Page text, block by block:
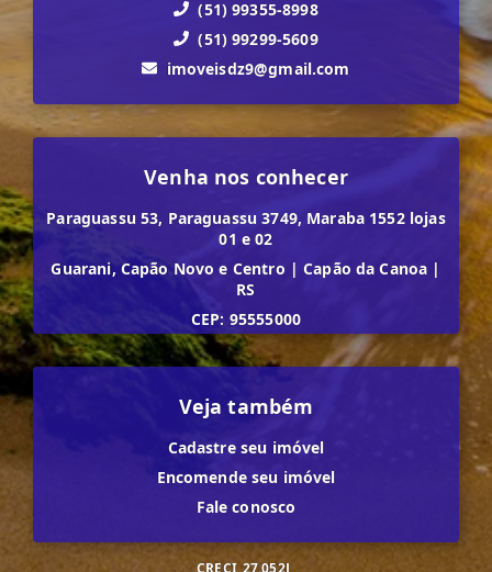
(51) 99355-8998
(51) 99299-5609
imoveisdz9@gmail.com
Venha nos conhecer
Paraguassu 53, Paraguassu 3749, Maraba 1552 lojas
01 e 02
Guarani, Capão Novo e Centro | Capão da Canoa |
RS
CEP: 95555000
Veja também
Cadastre seu imóvel
Encomende seu imóvel
Fale conosco
CRECI 27.052J